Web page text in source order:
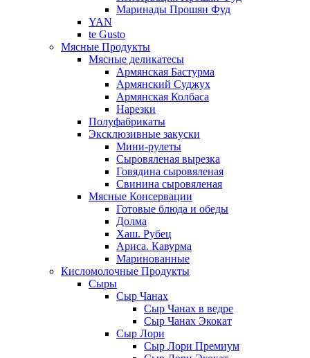
Маринады Прошян Фуд
YAN
te Gusto
Мясные Продукты
Мясные деликатесы
Армянская Бастурма
Армянский Суджух
Армянская Колбаса
Нарезки
Полуфабрикаты
Эксклюзивные закуски
Мини-рулеты
Сыровяленая вырезка
Говядина сыровяленая
Свинина сыровяленая
Мясные Консервации
Готовые блюда и обеды
Долма
Хаш. Рубец
Ариса. Кавурма
Маринованные
Кисломолочные Продукты
Сыры
Сыр Чанах
Сыр Чанах в ведре
Сыр Чанах Экокат
Сыр Лори
Сыр Лори Премиум